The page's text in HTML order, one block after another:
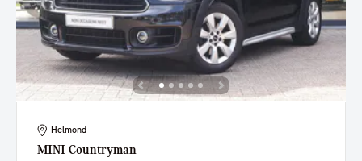
Helmond
MINI Countryman